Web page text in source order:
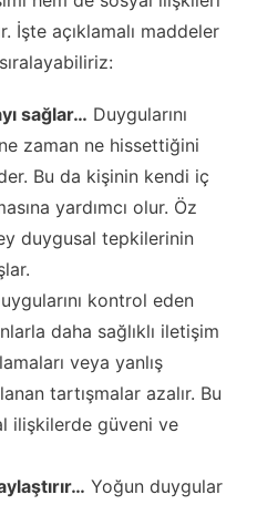
İşte açıklamalı maddeler
sağlar… Duygularını
zaman ne hissettiğini
Bu da kişinin kendi iç
yardımcı olur. Öz
duygusal tepkilerinin
kontrol eden
daha sağlıklı iletişim
veya yanlış
tartışmalar azalır. Bu
ilişkilerde güveni ve
Yoğun duygular